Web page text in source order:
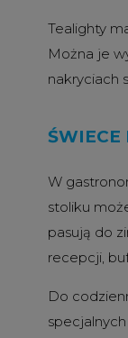
Tealighty
Można je
nakryciach
ŚWIECE
W
stoliku
pasują do
recepcji,
Do